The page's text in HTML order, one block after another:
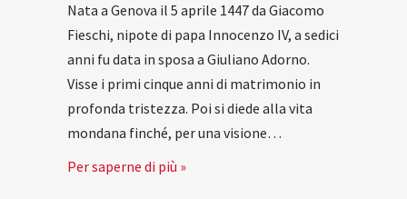
Nata a Genova il 5 aprile 1447 da Giacomo
Fieschi, nipote di papa Innocenzo IV, a sedici
anni fu data in sposa a Giuliano Adorno.
Visse i primi cinque anni di matrimonio in
profonda tristezza. Poi si diede alla vita
mondana finché, per una visione…
Per saperne di più »